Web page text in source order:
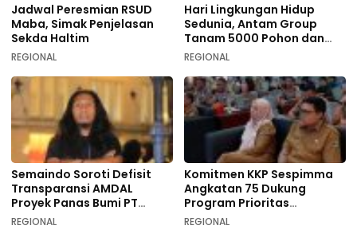
Jadwal Peresmian RSUD
Maba, Simak Penjelasan
Sekda Haltim
REGIONAL
Hari Lingkungan Hidup
Sedunia, Antam Group
Tanam 5000 Pohon dan
Aksi Bersih di Sofifi
REGIONAL
Semaindo Soroti Defisit
Transparansi AMDAL
Proyek Panas Bumi PT
Geodipa Energi di
REGIONAL
Komitmen KKP Sespimma
Angkatan 75 Dukung
Program Prioritas
Swasembada Pangan
REGIONAL